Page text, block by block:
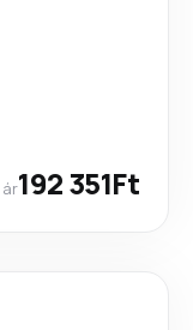
192 351Ft